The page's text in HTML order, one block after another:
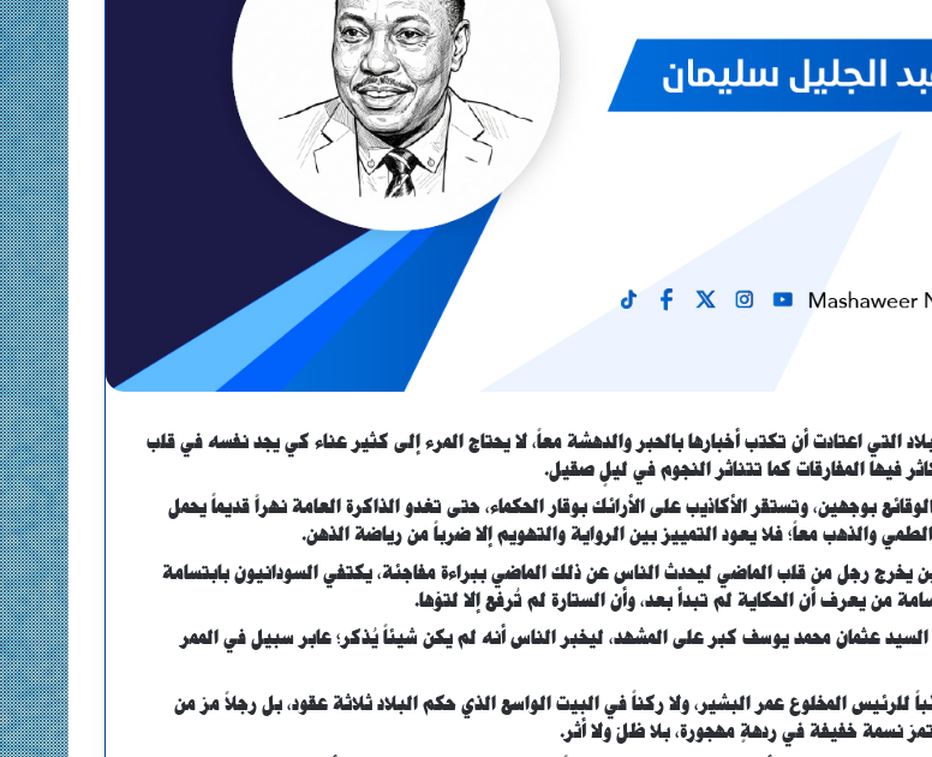
التي اعتادت أن تكتب أخبارها بالحبر والدهشة معاً، لا يحتاج المرء إلى كثير عناء كي يجد نفسه في قلب
فيها المفارقات كما تتناثر النجوم في ليلٍ صقيل.
بوجهين، وتستقر الأكاذيب على الأرائك بوقار الحكماء، حتى تغدو الذاكرة العامة نهراً قديماً يحمل
والذهب معاً؛ فلا يعود التمييز بين الرواية والتهويم إلا ضرباً من رياضة الذهن.
يخرج رجل من قلب الماضي ليحدث الناس عن ذلك الماضي ببراءة مفاجئة، يكتفي السودانيون بابتسامة
من يعرف أن الحكاية لم تبدأ بعد، وأن الستارة لم تُرفع إلا لتوّها.
عثمان محمد يوسف كبر على المشهد، ليخبر الناس أنه لم يكن شيئاً يُذكر؛ عابر سبيل في الممر
للرئيس المخلوع عمر البشير، ولا ركناً في البيت الواسع الذي حكم البلاد ثلاثة عقود، بل رجلاً مرّ من
نسمة خفيفة في ردهةٍ مهجورة، بلا ظلّ ولا أثر.